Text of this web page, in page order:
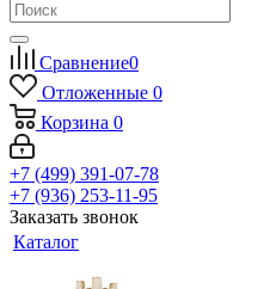
Сравнение0
Отложенные 0
Корзина 0
+7 (499) 391-07-78
+7 (936) 253-11-95
Заказать звонок
Каталог